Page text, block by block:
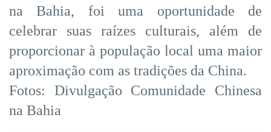
na Bahia, foi uma oportunidade de
celebrar suas raízes culturais, além de
proporcionar à população local uma maior
aproximação com as tradições da China.
Fotos: Divulgação Comunidade Chinesa
na Bahia